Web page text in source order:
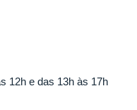
12h e das 13h às 17h